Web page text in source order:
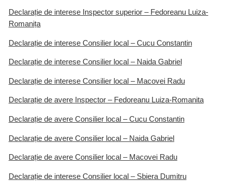
Declarație de interese Inspector superior – Fedoreanu Luiza-
Romanița
Declarație de interese Consilier local – Cucu Constantin
Declarație de interese Consilier local – Naida Gabriel
Declarație de interese Consilier local – Macovei Radu
Declarație de avere Inspector – Fedoreanu Luiza-Romanita
Declarație de avere Consilier local – Cucu Constantin
Declarație de avere Consilier local – Naida Gabriel
Declarație de avere Consilier local – Macovei Radu
Declarație de interese Consilier local – Sbiera Dumitru